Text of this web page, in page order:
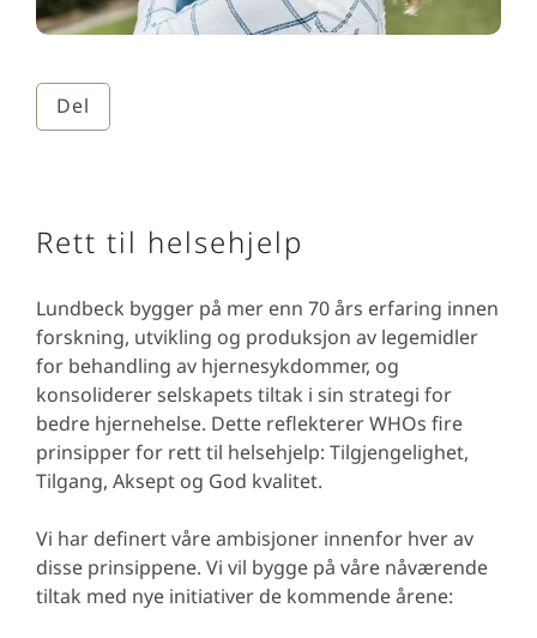
Del
Rett til helsehjelp
Lundbeck bygger på mer enn 70 års erfaring innen
forskning, utvikling og produksjon av legemidler
for behandling av hjernesykdommer, og
konsoliderer selskapets tiltak i sin strategi for
bedre hjernehelse. Dette reflekterer WHOs fire
prinsipper for rett til helsehjelp: Tilgjengelighet,
Tilgang, Aksept og God kvalitet.
Vi har definert våre ambisjoner innenfor hver av
disse prinsippene. Vi vil bygge på våre nåværende
tiltak med nye initiativer de kommende årene: